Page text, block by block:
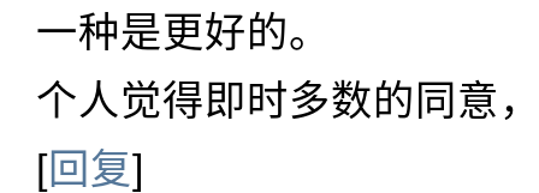
一种是更好的。
个人觉得即时多数的同意
[回复]